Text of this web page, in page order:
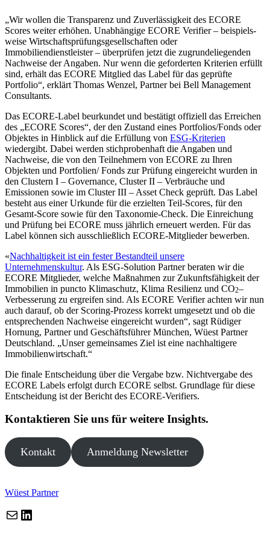
„Wir wollen die Transparenz und Zuverlässigkeit des ECORE
Scores weiter erhöhen. Unabhängige ECORE Verifier – beispiels­
weise Wirtschaftsprüfungsgesellschaften oder
Immobiliendienstleister – überprüfen jetzt die zugrun­de­lie­genden
Nachweise der Angaben. Nur wenn die gefor­derten Kriterien erfüllt
sind, erhält das ECORE Mitglied das Label für das geprüfte
Portfolio“, erklärt Thomas Wenzel, Partner bei Bell Management
Consultants.
Das ECORE-Label beurkundet und bestätigt offiziell das Erreichen
des „ECORE Scores“, der den Zustand eines Portfolios/Fonds oder
Objektes in Hinblick auf die Erfüllung von ESG-Kriterien
wiedergibt. Dabei werden stich­pro­benhaft die Angaben und
Nachweise, die von den Teilnehmern von ECORE zu Ihren
Objekten und Portfolien/ Fonds zur Prüfung einge­reicht wurden in
den Clustern I – Governance, Cluster II – Verbräuche und
Emissionen sowie im Cluster III – Asset Check geprüft. Das Label
besteht aus einer Urkunde für die erzielten Teil-Scores, für den
Gesamt-Score sowie für den Taxonomie-Check. Die Einreichung
und Prüfung bei ECORE muss jährlich erneuert werden. Für das
Label können sich ausschließlich ECORE-Mitglieder bewerben.
«Nachhaltigkeit ist ein fester Bestandteil unsere
Unternehmenskultur. Als ESG-Solution Partner beraten wir die
ECORE Mitglieder, welche Maßnahmen zur Zukunftsfähigkeit der
Immobilien in puncto Klimaschutz, Klima Resilienz und CO2–
Verbesserung zu ergreifen sind. Als ECORE Verifier achten wir nun
auch darauf, ob der Scoring-Prozess korrekt umgesetzt und ob die
entspre­chenden Nachweise einge­reicht wurden“, sagt Rüdiger
Hornung, Partner und Geschäftsführer München, Wüest Partner
Deutschland. „Unser gemein­sames Ziel ist eine nachhal­tigere
Immobilienwirtschaft.“
Die finale Entscheidung über die Vergabe bzw. Nichtvergabe des
ECORE Labels erfolgt durch ECORE selbst. Grundlage für diese
Entscheidung ist der Bericht des ECORE-Verifiers.
Kontaktieren Sie uns für weitere Insights.
Kontakt Anmeldung Newsletter
Wüest Partner